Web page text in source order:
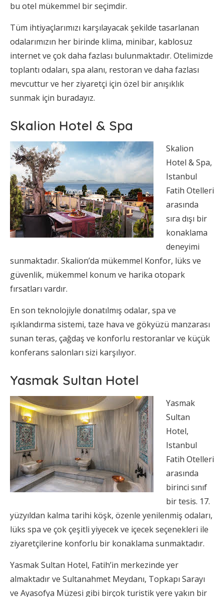
bu otel mükemmel bir seçimdir.
Tüm ihtiyaçlarımızı karşılayacak şekilde tasarlanan
odalarımızın her birinde klima, minibar, kablosuz
internet ve çok daha fazlası bulunmaktadır. Otelimizde
toplantı odaları, spa alanı, restoran ve daha fazlası
mevcuttur ve her ziyaretçi için özel bir anışıklık
sunmak için buradayız.
Skalion Hotel & Spa
Skalion
Hotel & Spa,
Istanbul
Fatih Otelleri
arasında
sıra dışı bir
konaklama
deneyimi
sunmaktadır. Skalion’da mükemmel Konfor, lüks ve
güvenlik, mükemmel konum ve harika otopark
fırsatları vardır.
En son teknolojiyle donatılmış odalar, spa ve
ışıklandırma sistemi, taze hava ve gökyüzü manzarası
sunan teras, çağdaş ve konforlu restoranlar ve küçük
konferans salonları sizi karşılıyor.
Yasmak Sultan Hotel
Yasmak
Sultan
Hotel,
Istanbul
Fatih Otelleri
arasında
birinci sınıf
bir tesis. 17.
yüzyıldan kalma tarihi köşk, özenle yenilenmiş odaları,
lüks spa ve çok çeşitli yiyecek ve içecek seçenekleri ile
ziyaretçilerine konforlu bir konaklama sunmaktadır.
Yasmak Sultan Hotel, Fatih’in merkezinde yer
almaktadır ve Sultanahmet Meydanı, Topkapı Sarayı
ve Ayasofya Müzesi gibi birçok turistik yere yakın bir